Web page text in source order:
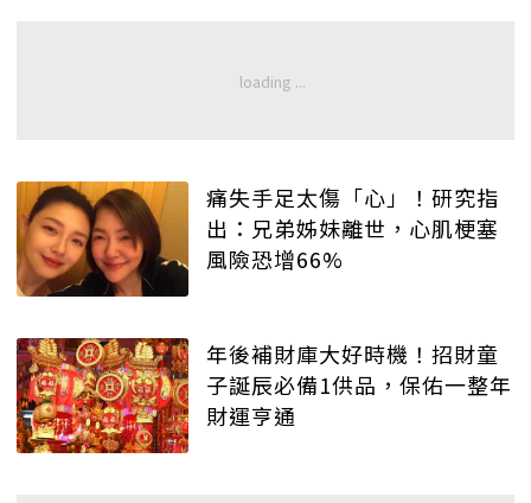
痛失手足太傷「心」！研究指
出：兄弟姊妹離世，心肌梗塞
風險恐增66%
年後補財庫大好時機！招財童
子誕辰必備1供品，保佑一整年
財運亨通